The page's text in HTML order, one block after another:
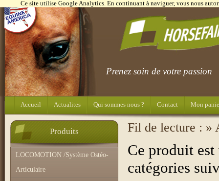
Ce site utilise Google Analytics. En continuant à naviguer, vous nous
Prenez soin de votre passion
Accueil Actualites Qui sommes nous ? Contact Mon
Produits
LOCOMOTION /Système Ostéo-
Articulaire
Fil de lecture : »
Ce produit
catégories